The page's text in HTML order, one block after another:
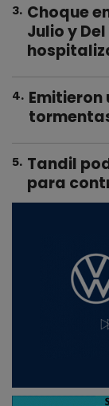
3. Choque
Julio y
4.
5. Tandil
para